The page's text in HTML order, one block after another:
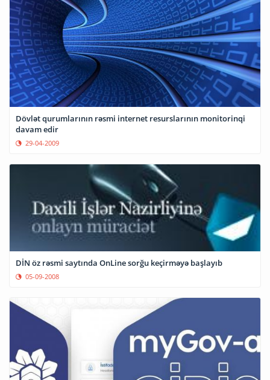
Dövlət qurumlarının rəsmi internet resurslarının monitorinqi
davam edir
29-04-2009
DİN öz rəsmi saytında OnLine sorğu keçirməyə başlayıb
05-09-2008